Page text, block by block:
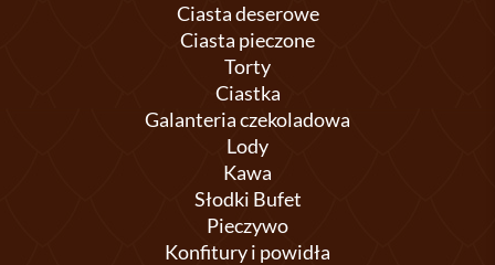
Ciasta deserowe
Ciasta pieczone
Torty
Ciastka
Galanteria czekoladowa
Lody
Kawa
Słodki Bufet
Pieczywo
Konfitury i powidła